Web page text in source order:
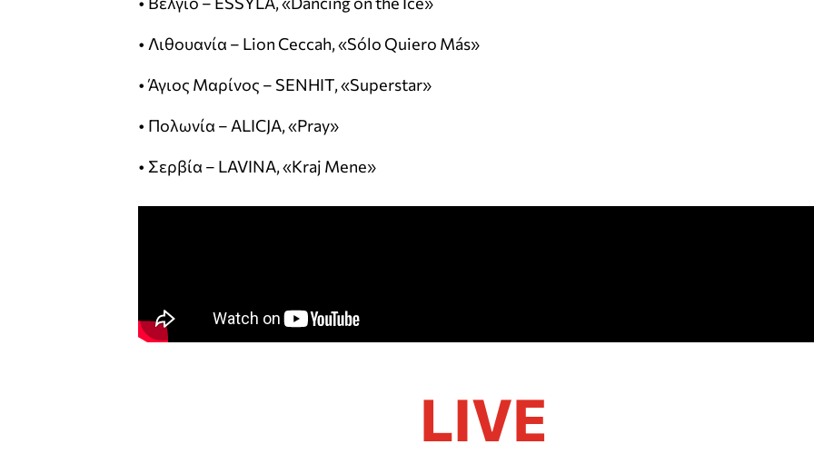
• Λιθουανία – Lion Ceccah, «Sólo Quiero Más»
• Άγιος Μαρίνος – SENHIT, «Superstar»
• Πολωνία – ALICJA, «Pray»
• Σερβία – LAVINA, «Kraj Mene»
LIVE